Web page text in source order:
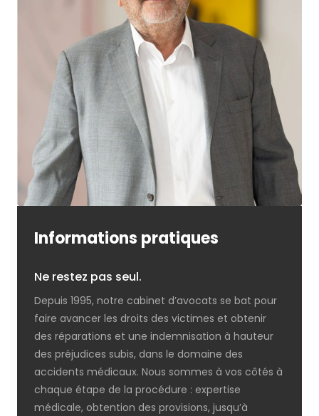
Informations pratiques
Ne restez pas seul.
Depuis 1995, notre cabinet d’avocats se bat pour
faire avancer les droits des victimes et obtenir
des réparations et une indemnisation à hauteur
des préjudices subis, dans le domaine des
accidents médicaux. Nous sommes à vos côtés à
chaque étape de la procédure : expertise
médicale, obtention des provisions, jusqu’à